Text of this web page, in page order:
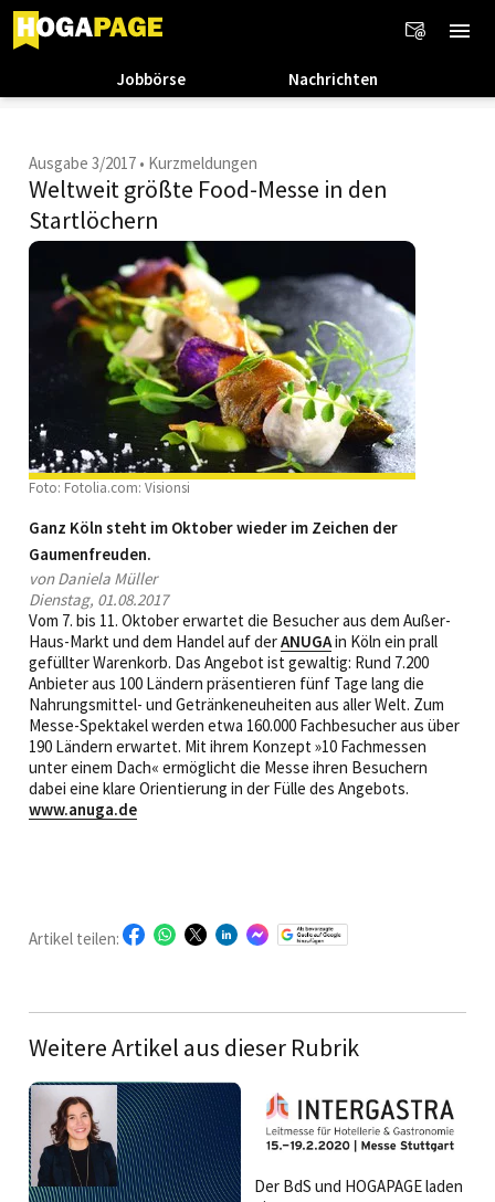
Jobbörse Nachrichten
Ausgabe 3/2017 • Kurzmeldungen
Weltweit größte Food-Messe in den
Startlöchern
Foto: Fotolia.com: Visionsi
Ganz Köln steht im Oktober wieder im Zeichen der
Gaumenfreuden.
von Daniela Müller
Dienstag, 01.08.2017
Vom 7. bis 11. Oktober erwartet die Besucher aus dem Außer-
Haus-Markt und dem Handel auf derANUGAin Köln ein prall
gefüllter Warenkorb. Das Angebot ist gewaltig: Rund 7.200
Anbieter aus 100 Ländern präsentieren fünf Tage lang die
Nahrungsmittel- und Getränkeneuheiten aus aller Welt. Zum
Messe-Spektakel werden etwa 160.000 Fachbesucher aus über
190 Ländern erwartet. Mit ihrem Konzept »10 Fachmessen
unter einem Dach« ermöglicht die Messe ihren Besuchern
dabei eine klare Orientierung in der Fülle des Angebots.
www.anuga.de
Artikel teilen:
Weitere Artikel aus dieser Rubrik
Der BdS und HOGAPAGE laden